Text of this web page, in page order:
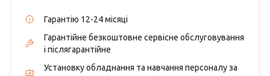
Гарантію 12-24 місяці
Гарантійне безкоштовне сервісне обслуговування
і післягарантійне
Установку обладнання та навчання персоналу за